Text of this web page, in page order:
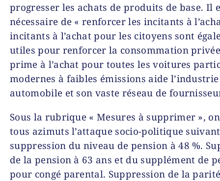
progresser les achats de produits de base. Il
nécessaire de « renforcer les incitants à
incitants à l’achat pour les citoyens sont
utiles pour renforcer la consommation
prime à l’achat pour toutes les voitures
modernes à faibles émissions aide l’industrie
automobile et son vaste réseau de
Sous la rubrique « Mesures à supprimer »,
tous azimuts l’attaque socio-politique
suppression du niveau de pension à 48 %.
de la pension à 63 ans et du supplément de
pour congé parental. Suppression de la